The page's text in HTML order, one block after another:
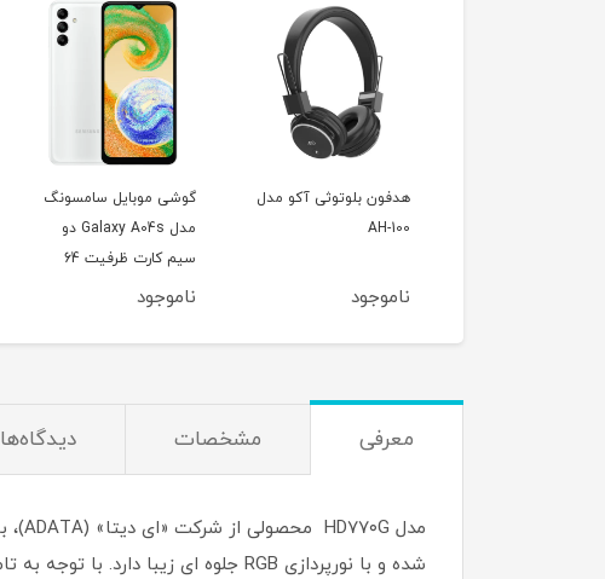
گوشی موبایل سامسونگ
گیگابایت و رم 4 گیگابایت
ناموجود
گوشی موبایل نوکیا مدل
105 - 2022 دو سیم
کارت(بدون گارانتی شرکتی)
ناموجود
معرفی مشخصات دیدگاه‌ها